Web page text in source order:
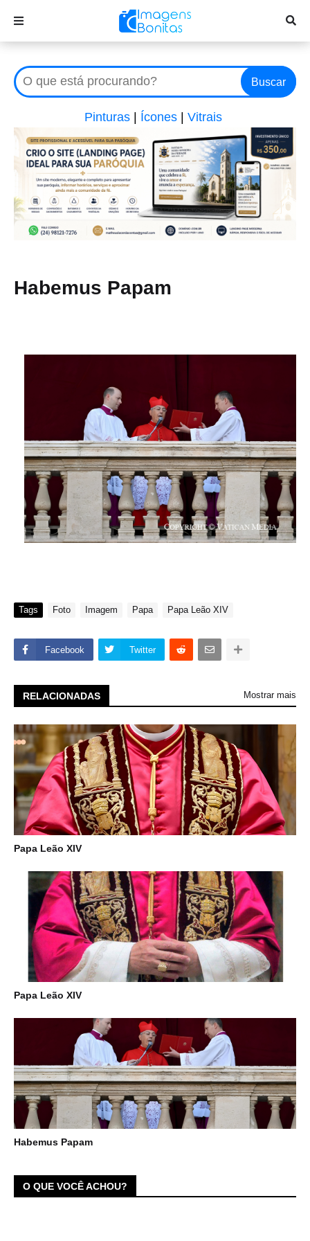
Buscar
Pinturas Ícones Vitrais
Habemus Papam
Tags Foto Imagem Papa Papa Leão XIV
Facebook Twitter
RELACIONADAS Mostrar mais
Papa Leão XIV
Papa Leão XIV
Habemus Papam
O QUE VOCÊ ACHOU?